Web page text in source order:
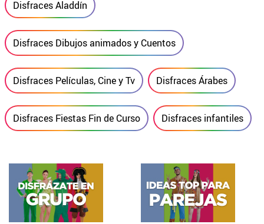
Disfraces Aladdín
Disfraces Dibujos animados y Cuentos
Disfraces Películas, Cine y Tv Disfraces Árabes
Disfraces Fiestas Fin de Curso Disfraces infantiles